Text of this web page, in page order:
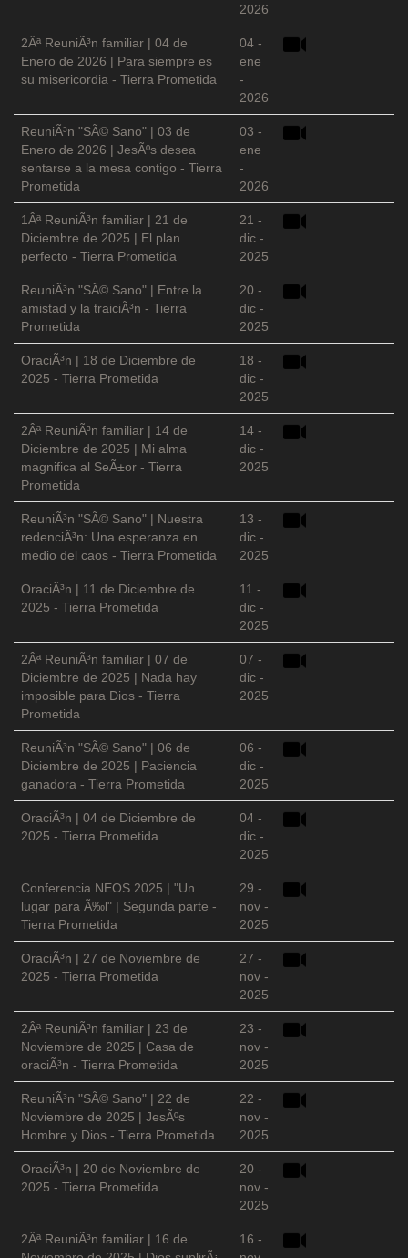
2026
2Âª ReuniÃ³n familiar | 04 de
Enero de 2026 | Para siempre es
su misericordia - Tierra Prometida
04 -
ene
-
2026
ReuniÃ³n "SÃ© Sano" | 03 de
Enero de 2026 | JesÃºs desea
sentarse a la mesa contigo - Tierra
Prometida
03 -
ene
-
2026
1Âª ReuniÃ³n familiar | 21 de
Diciembre de 2025 | El plan
perfecto - Tierra Prometida
21 -
dic -
2025
ReuniÃ³n "SÃ© Sano" | Entre la
amistad y la traiciÃ³n - Tierra
Prometida
20 -
dic -
2025
OraciÃ³n | 18 de Diciembre de
2025 - Tierra Prometida
18 -
dic -
2025
2Âª ReuniÃ³n familiar | 14 de
Diciembre de 2025 | Mi alma
magnifica al SeÃ±or - Tierra
Prometida
14 -
dic -
2025
ReuniÃ³n "SÃ© Sano" | Nuestra
redenciÃ³n: Una esperanza en
medio del caos - Tierra Prometida
13 -
dic -
2025
OraciÃ³n | 11 de Diciembre de
2025 - Tierra Prometida
11 -
dic -
2025
2Âª ReuniÃ³n familiar | 07 de
Diciembre de 2025 | Nada hay
imposible para Dios - Tierra
Prometida
07 -
dic -
2025
ReuniÃ³n "SÃ© Sano" | 06 de
Diciembre de 2025 | Paciencia
ganadora - Tierra Prometida
06 -
dic -
2025
OraciÃ³n | 04 de Diciembre de
2025 - Tierra Prometida
04 -
dic -
2025
Conferencia NEOS 2025 | "Un
lugar para Ã‰l" | Segunda parte -
Tierra Prometida
29 -
nov -
2025
OraciÃ³n | 27 de Noviembre de
2025 - Tierra Prometida
27 -
nov -
2025
2Âª ReuniÃ³n familiar | 23 de
Noviembre de 2025 | Casa de
oraciÃ³n - Tierra Prometida
23 -
nov -
2025
ReuniÃ³n "SÃ© Sano" | 22 de
Noviembre de 2025 | JesÃºs
Hombre y Dios - Tierra Prometida
22 -
nov -
2025
OraciÃ³n | 20 de Noviembre de
2025 - Tierra Prometida
20 -
nov -
2025
2Âª ReuniÃ³n familiar | 16 de
16 -